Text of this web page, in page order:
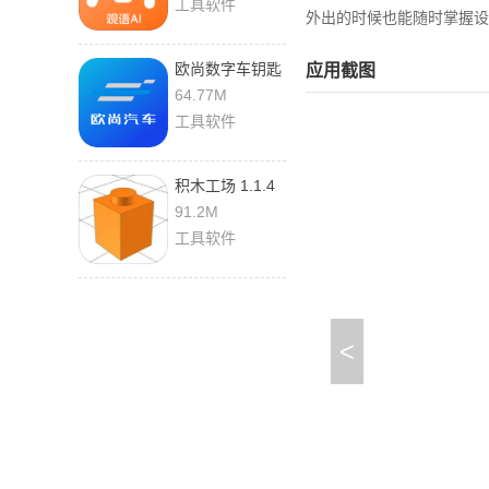
工具软件
欧尚数字车钥匙
1.2.2 手机版
64.77M
工具软件
积木工场 1.1.4
手机版
91.2M
工具软件
外出的时候也能随时掌握
应用截图
<